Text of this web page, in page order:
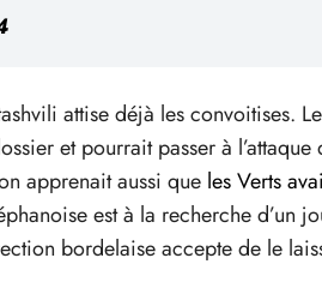
attise déjà les convoitises.
et pourrait passer à l’attaque
apprenait aussi que les Verts
est à la recherche d’un
bordelaise accepte de le